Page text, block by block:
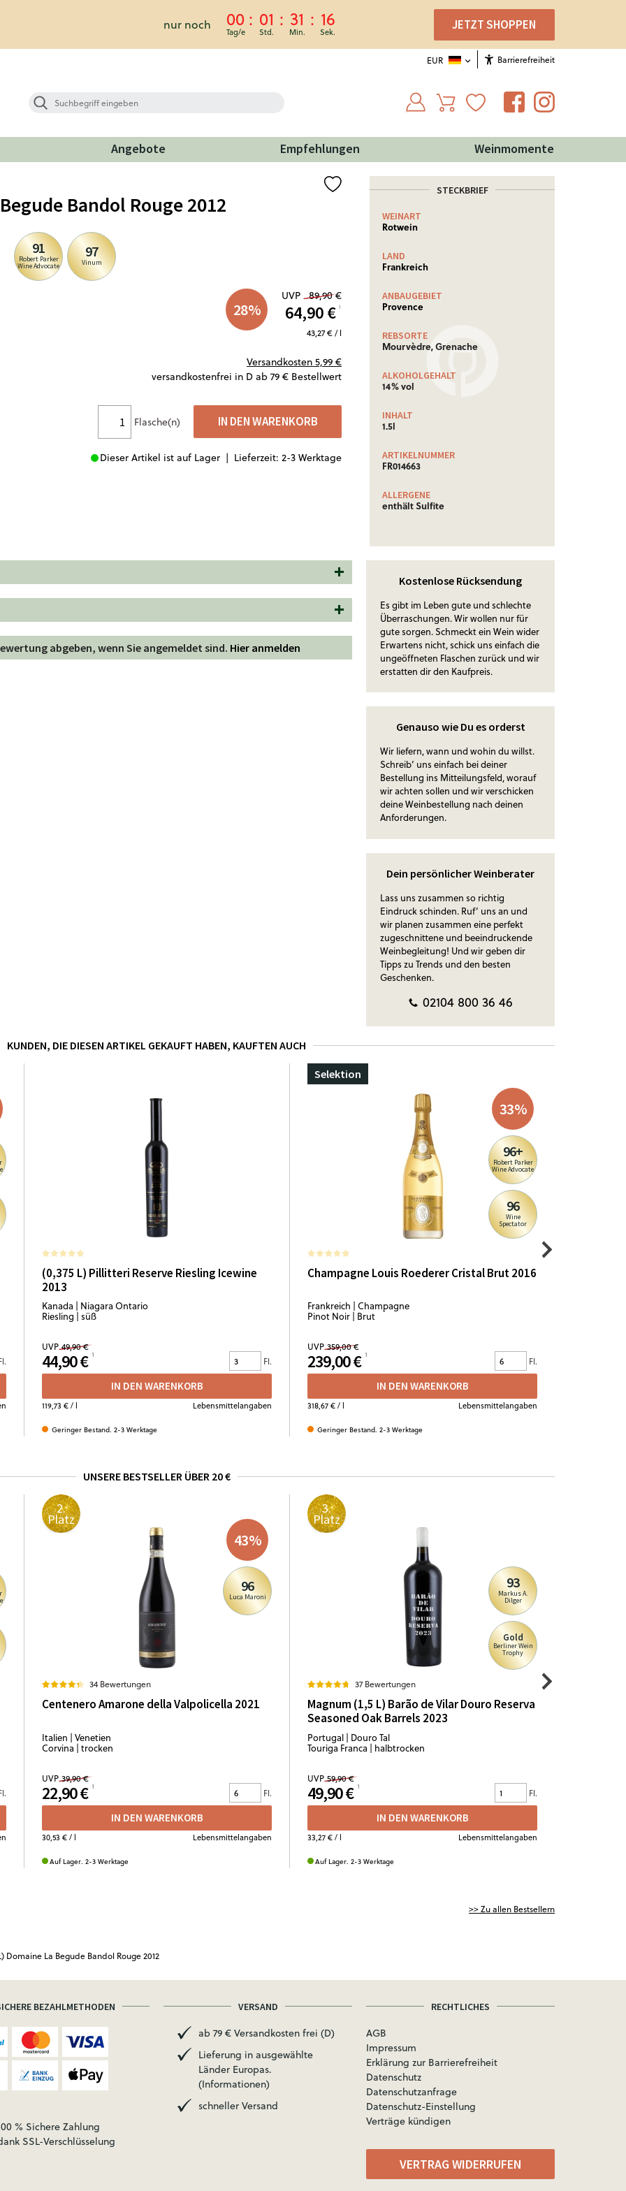
nur noch 00 01 31 15 JETZT SHOPPEN
Barrierefreiheit
EUR
Angebote Empfehlungen Weinmomente
Bandol Rouge 2012
91
Robert Parker
Wine Advocate
97
Vinum
28%
UVP 89,90 €
64,90€¹
43,27 € / l
Versandkosten 5,99 €
versandkostenfrei in D ab 79 € Bestellwert
Flasche(n) IN DEN WARENKORB
Lieferzeit: 2-3 Werktage
Dieser Artikel ist auf Lager |
STECKBRIEF
WEINART
Rotwein
LAND
Frankreich
ANBAUGEBIET
Provence
REBSORTE
Mourvèdre, Grenache
ALKOHOLGEHALT
14% vol
INHALT
1.5l
ARTIKELNUMMER
FR014663
ALLERGENE
enthält Sulfite
abgeben, wenn Sie angemeldet sind. Hier anmelden
Kostenlose Rücksendung
Es gibt im Leben gute und schlechte
Überraschungen. Wir wollen nur für
gute sorgen. Schmeckt ein Wein wider
Erwartens nicht, schick uns einfach die
ungeöffneten Flaschen zurück und wir
erstatten dir den Kaufpreis.
Genauso wie Du es orderst
Wir liefern, wann und wohin du willst.
Schreib‘ uns einfach bei deiner
Bestellung ins Mitteilungsfeld, worauf
wir achten sollen und wir verschicken
deine Weinbestellung nach deinen
Anforderungen.
Dein persönlicher Weinberater
Lass uns zusammen so richtig
Eindruck schinden. Ruf‘ uns an und
wir planen zusammen eine perfekt
zugeschnittene und beeindruckende
Weinbegleitung! Und wir geben dir
Tipps zu Trends und den besten
Geschenken.
02104 800 36 46
KUNDEN, DIE DIESEN ARTIKEL GEKAUFT HABEN, KAUFTEN AUCH
(0,375 L) Pillitteri Reserve Riesling Icewine
2013
Kanada | Niagara Ontario
Riesling | süß
UVP 49,90 €
44,90 € Fl.
IN DEN WARENKORB
119,73 €/ l Lebensmittelangaben
Geringer Bestand. 2-3 Werktage
Selektion
33%
96+
Robert Parker
Wine Advocate
96
Wine
Spectator
Champagne Louis Roederer Cristal Brut 2016
Frankreich | Champagne
Pinot Noir | Brut
UVP 359,00 €
239,00 € Fl.
IN DEN WARENKORB
318,67 €/ l Lebensmittelangaben
Geringer Bestand. 2-3 Werktage
UNSERE BESTSELLER ÜBER 20 €
2.
Platz
43%
96
Luca Maroni
34 Bewertungen
Centenero Amarone della Valpolicella 2021
Italien | Venetien
Corvina | trocken
UVP 39,90 €
22,90 € Fl.
IN DEN WARENKORB
30,53 €/ l Lebensmittelangaben
Auf Lager. 2-3 Werktage
3.
Platz
93
Markus A.
Dilger
Gold
Berliner Wein
Trophy
37 Bewertungen
Magnum (1,5 L) Barão de Vilar Douro Reserva
Seasoned Oak Barrels 2023
Portugal | Douro Tal
Touriga Franca | halbtrocken
UVP 59,90 €
49,90 € Fl.
IN DEN WARENKORB
33,27 €/ l Lebensmittelangaben
Auf Lager. 2-3 Werktage
>> Zu allen Bestsellern
Domaine La Begude Bandol Rouge 2012
BEZAHLMETHODEN
% Sichere Zahlung
SSL-Verschlüsselung
VERSAND
ab 79 € Versandkosten frei (D)
Lieferung in ausgewählte
Länder Europas.
(Informationen)
schneller Versand
RECHTLICHES
AGB
Impressum
Erklärung zur Barrierefreiheit
Datenschutz
Datenschutzanfrage
Datenschutz-Einstellung
Verträge kündigen
VERTRAG WIDERRUFEN